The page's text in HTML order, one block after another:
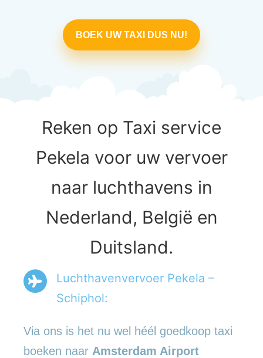
BOEK UW TAXI DUS NU!
Reken op Taxi service
Pekela voor uw vervoer
naar luchthavens in
Nederland, België en
Duitsland.
Luchthavenvervoer Pekela –
Schiphol:
Via ons is het nu wel héél goedkoop taxi
boeken naar Amsterdam Airport